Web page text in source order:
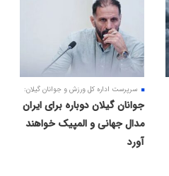
سرپرست اداره کل ورزش و جوانان گیلان:
جوانان گیلان دوباره برای ایران
مدال جهانی و المپیک خواهند
آورد